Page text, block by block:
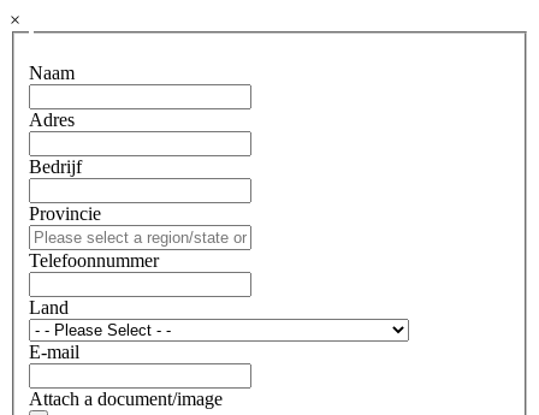
×
Naam
Adres
Bedrijf
Provincie
Telefoonnummer
Land
E-mail
Attach a document/image